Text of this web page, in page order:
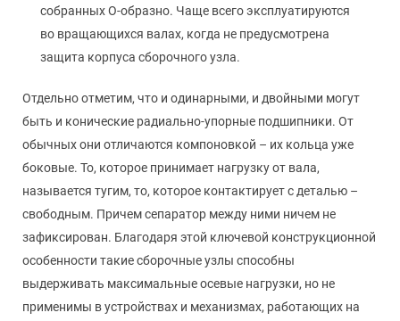
собранных О-образно. Чаще всего эксплуатируются
во вращающихся валах, когда не предусмотрена
защита корпуса сборочного узла.
Отдельно отметим, что и одинарными, и двойными могут
быть и конические радиально-упорные подшипники. От
обычных они отличаются компоновкой – их кольца уже
боковые. То, которое принимает нагрузку от вала,
называется тугим, то, которое контактирует с деталью –
свободным. Причем сепаратор между ними ничем не
зафиксирован. Благодаря этой ключевой конструкционной
особенности такие сборочные узлы способны
выдерживать максимальные осевые нагрузки, но не
применимы в устройствах и механизмах, работающих на